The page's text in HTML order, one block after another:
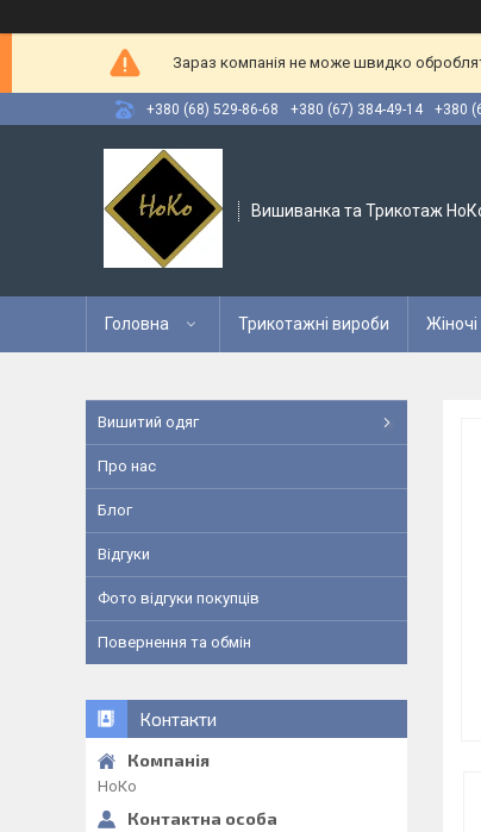
Зараз компанія не може швидко
+380 (68) 529-86-68 +380 (67) 384-49-14 +380
Вишиванка та Трикотаж
Головна Трикотажні вироби
Вишитий одяг
Про нас
Блог
Відгуки
Фото відгуки покупців
Повернення та обмін
Контакти
НоКо